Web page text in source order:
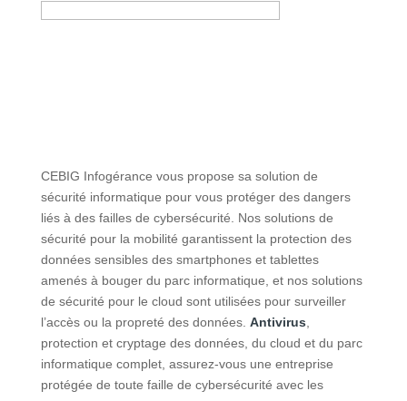
CEBIG Infogérance vous propose sa solution de
sécurité informatique pour vous protéger des dangers
liés à des failles de cybersécurité. Nos solutions de
sécurité pour la mobilité garantissent la protection des
données sensibles des smartphones et tablettes
amenés à bouger du parc informatique, et nos solutions
de sécurité pour le cloud sont utilisées pour surveiller
l’accès ou la propreté des données. Antivirus
protection et cryptage des données, du cloud et du parc
informatique complet, assurez-vous une entreprise
protégée de toute faille de cybersécurité avec les